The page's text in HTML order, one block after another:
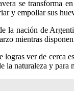
se transforma
y empollar sus
la nación de
mientras
ver de cerca
naturaleza y para